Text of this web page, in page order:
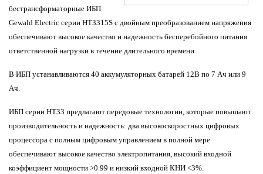
бестрансформаторные ИБП
Gewald Electric серии HT3315S с двойным преобразованием напряжения
обеспечивают высокое качество и надежность бесперебойного питания
ответственной нагрузки в течение длительного времени.
В ИБП устанавливаются 40 аккумуляторных батарей 12В по 7 Ач или 9
Ач.
ИБП серии HT33 предлагают передовые технологии, которые повышают
производительность и надежность: два высокоскоростных цифровых
процессора с полным цифровым управлением в полной мере
обеспечивают высокое качество электропитания, высокий входной
коэффициент мощности >0.99 и низкий входной КНИ <3%.